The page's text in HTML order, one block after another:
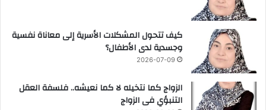
كيف تتحول المشكلات الأسرية إلى معاناة نفسية
وجسدية لدى الأطفال؟
2026-07-09
الزواج كما نتخيله لا كما نعيشه.. فلسفة العقل
التنبؤي فى الزواج